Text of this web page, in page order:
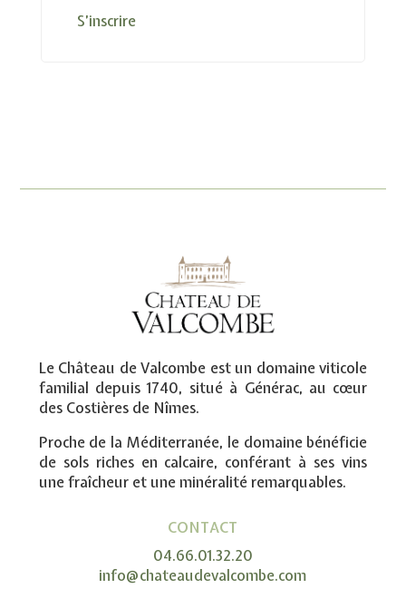
S’inscrire
Le Château de Valcombe est un domaine viticole
familial depuis 1740, situé à Générac, au cœur
des Costières de Nîmes.
Proche de la Méditerranée, le domaine bénéficie
de sols riches en calcaire, conférant à ses vins
une fraîcheur et une minéralité remarquables.
CONTACT
04.66.01.32.20
info@chateaudevalcombe.com